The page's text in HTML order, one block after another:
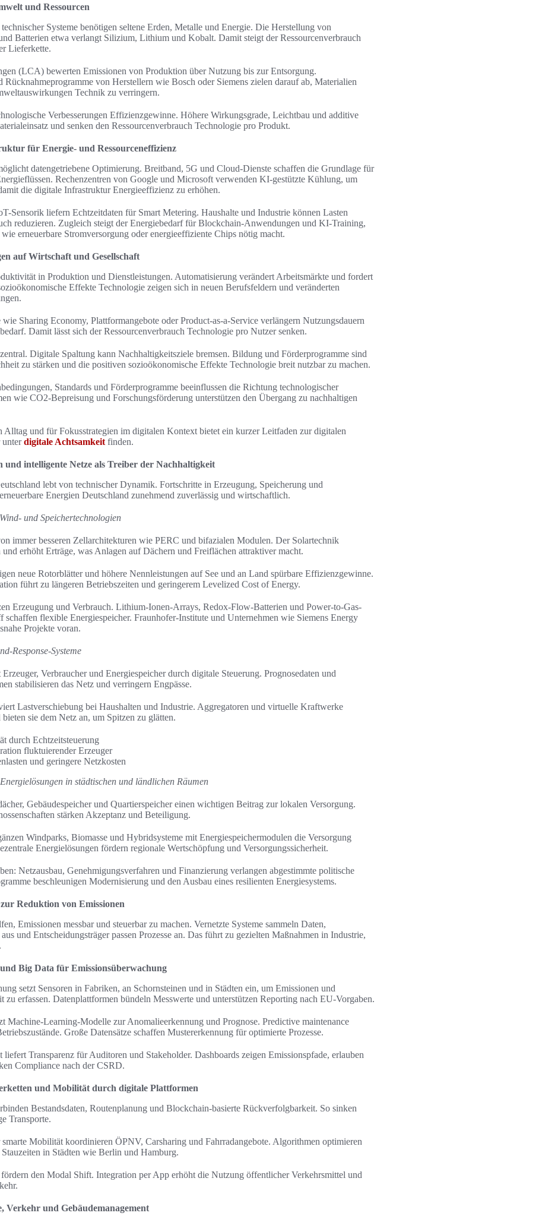
und Ressourcen
Systeme benötigen seltene Erden, Metalle und Energie. Die Herstellung von
Batterien etwa verlangt Silizium, Lithium und Kobalt. Damit steigt der Ressourcenverbrauch
Lieferkette.
(LCA) bewerten Emissionen von Produktion über Nutzung bis zur Entsorgung.
von Herstellern wie Bosch oder Siemens zielen darauf ab, Materialien
Technik zu verringern.
Verbesserungen Effizienzgewinne. Höhere Wirkungsgrade, Leichtbau und additive
und senken den Ressourcenverbrauch Technologie pro Produkt.
für Energie- und Ressourceneffizienz
datengetriebene Optimierung. Breitband, 5G und Cloud-Dienste schaffen die Grundlage für
Rechenzentren von Google und Microsoft verwenden KI-gestützte Kühlung, um
die digitale Infrastruktur Energieeffizienz zu erhöhen.
Sensorik liefern Echtzeitdaten für Smart Metering. Haushalte und Industrie können Lasten
reduzieren. Zugleich steigt der Energiebedarf für Blockchain-Anwendungen und KI-Training,
erneuerbare Stromversorgung oder energieeffiziente Chips nötig macht.
auf Wirtschaft und Gesellschaft
in Produktion und Dienstleistungen. Automatisierung verändert Arbeitsmärkte und fordert
Effekte Technologie zeigen sich in neuen Berufsfeldern und veränderten
Sharing Economy, Plattformangebote oder Product-as-a-Service verlängern Nutzungsdauern
Damit lässt sich der Ressourcenverbrauch Technologie pro Nutzer senken.
Digitale Spaltung kann Nachhaltigkeitsziele bremsen. Bildung und Förderprogramme sind
zu stärken und die positiven sozioökonomische Effekte Technologie breit nutzbar zu machen.
Standards und Förderprogramme beeinflussen die Richtung technologischer
wie CO2-Bepreisung und Forschungsförderung unterstützen den Übergang zu nachhaltigen
Alltag und für Fokusstrategien im digitalen Kontext bietet ein kurzer Leitfaden zur digitalen
unterdigitale Achtsamkeit finden.
und intelligente Netze als Treiber der Nachhaltigkeit
lebt von technischer Dynamik. Fortschritte in Erzeugung, Speicherung und
Energien Deutschland zunehmend zuverlässig und wirtschaftlich.
und Speichertechnologien
immer besseren Zellarchitekturen wie PERC und bifazialen Modulen. Der Solartechnik
erhöht Erträge, was Anlagen auf Dächern und Freiflächen attraktiver macht.
neue Rotorblätter und höhere Nennleistungen auf See und an Land spürbare Effizienzgewinne.
führt zu längeren Betriebszeiten und geringerem Levelized Cost of Energy.
Erzeugung und Verbrauch. Lithium-Ionen-Arrays, Redox-Flow-Batterien und Power-to-Gas-
schaffen flexible Energiespeicher. Fraunhofer-Institute und Unternehmen wie Siemens Energy
Projekte voran.
Response-Systeme
Verbraucher und Energiespeicher durch digitale Steuerung. Prognosedaten und
stabilisieren das Netz und verringern Engpässe.
Lastverschiebung bei Haushalten und Industrie. Aggregatoren und virtuelle Kraftwerke
sie dem Netz an, um Spitzen zu glätten.
durch Echtzeitsteuerung
fluktuierender Erzeuger
und geringere Netzkosten
in städtischen und ländlichen Räumen
Gebäudespeicher und Quartierspeicher einen wichtigen Beitrag zur lokalen Versorgung.
stärken Akzeptanz und Beteiligung.
Windparks, Biomasse und Hybridsysteme mit Energiespeichermodulen die Versorgung
Energielösungen fördern regionale Wertschöpfung und Versorgungssicherheit.
Netzausbau, Genehmigungsverfahren und Finanzierung verlangen abgestimmte politische
beschleunigen Modernisierung und den Ausbau eines resilienten Energiesystems.
Reduktion von Emissionen
Emissionen messbar und steuerbar zu machen. Vernetzte Systeme sammeln Daten,
und Entscheidungsträger passen Prozesse an. Das führt zu gezielten Maßnahmen in Industrie,
Big Data für Emissionsüberwachung
setzt Sensoren in Fabriken, an Schornsteinen und in Städten ein, um Emissionen und
zu erfassen. Datenplattformen bündeln Messwerte und unterstützen Reporting nach EU-Vorgaben.
Machine-Learning-Modelle zur Anomalieerkennung und Prognose. Predictive maintenance
Große Datensätze schaffen Mustererkennung für optimierte Prozesse.
Transparenz für Auditoren und Stakeholder. Dashboards zeigen Emissionspfade, erlauben
Compliance nach der CSRD.
und Mobilität durch digitale Plattformen
Bestandsdaten, Routenplanung und Blockchain-basierte Rückverfolgbarkeit. So sinken
Transporte.
Mobilität koordinieren ÖPNV, Carsharing und Fahrradangebote. Algorithmen optimieren
in Städten wie Berlin und Hamburg.
den Modal Shift. Integration per App erhöht die Nutzung öffentlicher Verkehrsmittel und
Verkehr und Gebäudemanagement